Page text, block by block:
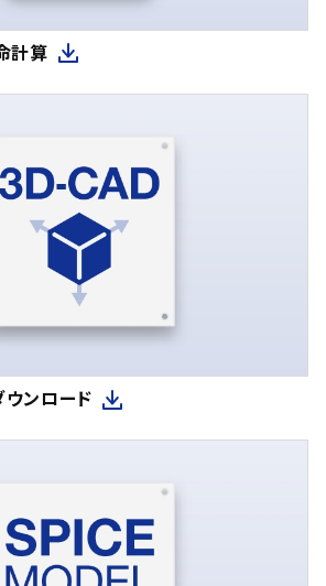
計算
ンロード